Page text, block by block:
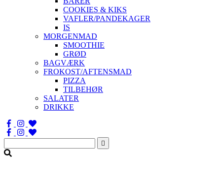
COOKIES & KIKS
VAFLER/PANDEKAGER
IS
MORGENMAD
SMOOTHIE
GRØD
BAGVÆRK
FROKOST/AFTENSMAD
PIZZA
TILBEHØR
SALATER
DRIKKE
Søg
efter: